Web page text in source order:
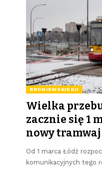
BRONIEWSKIEGO
Wielka
zacznie się 1
nowy tramwaj
Od 1 marca Łódź
komunikacyjnych tego